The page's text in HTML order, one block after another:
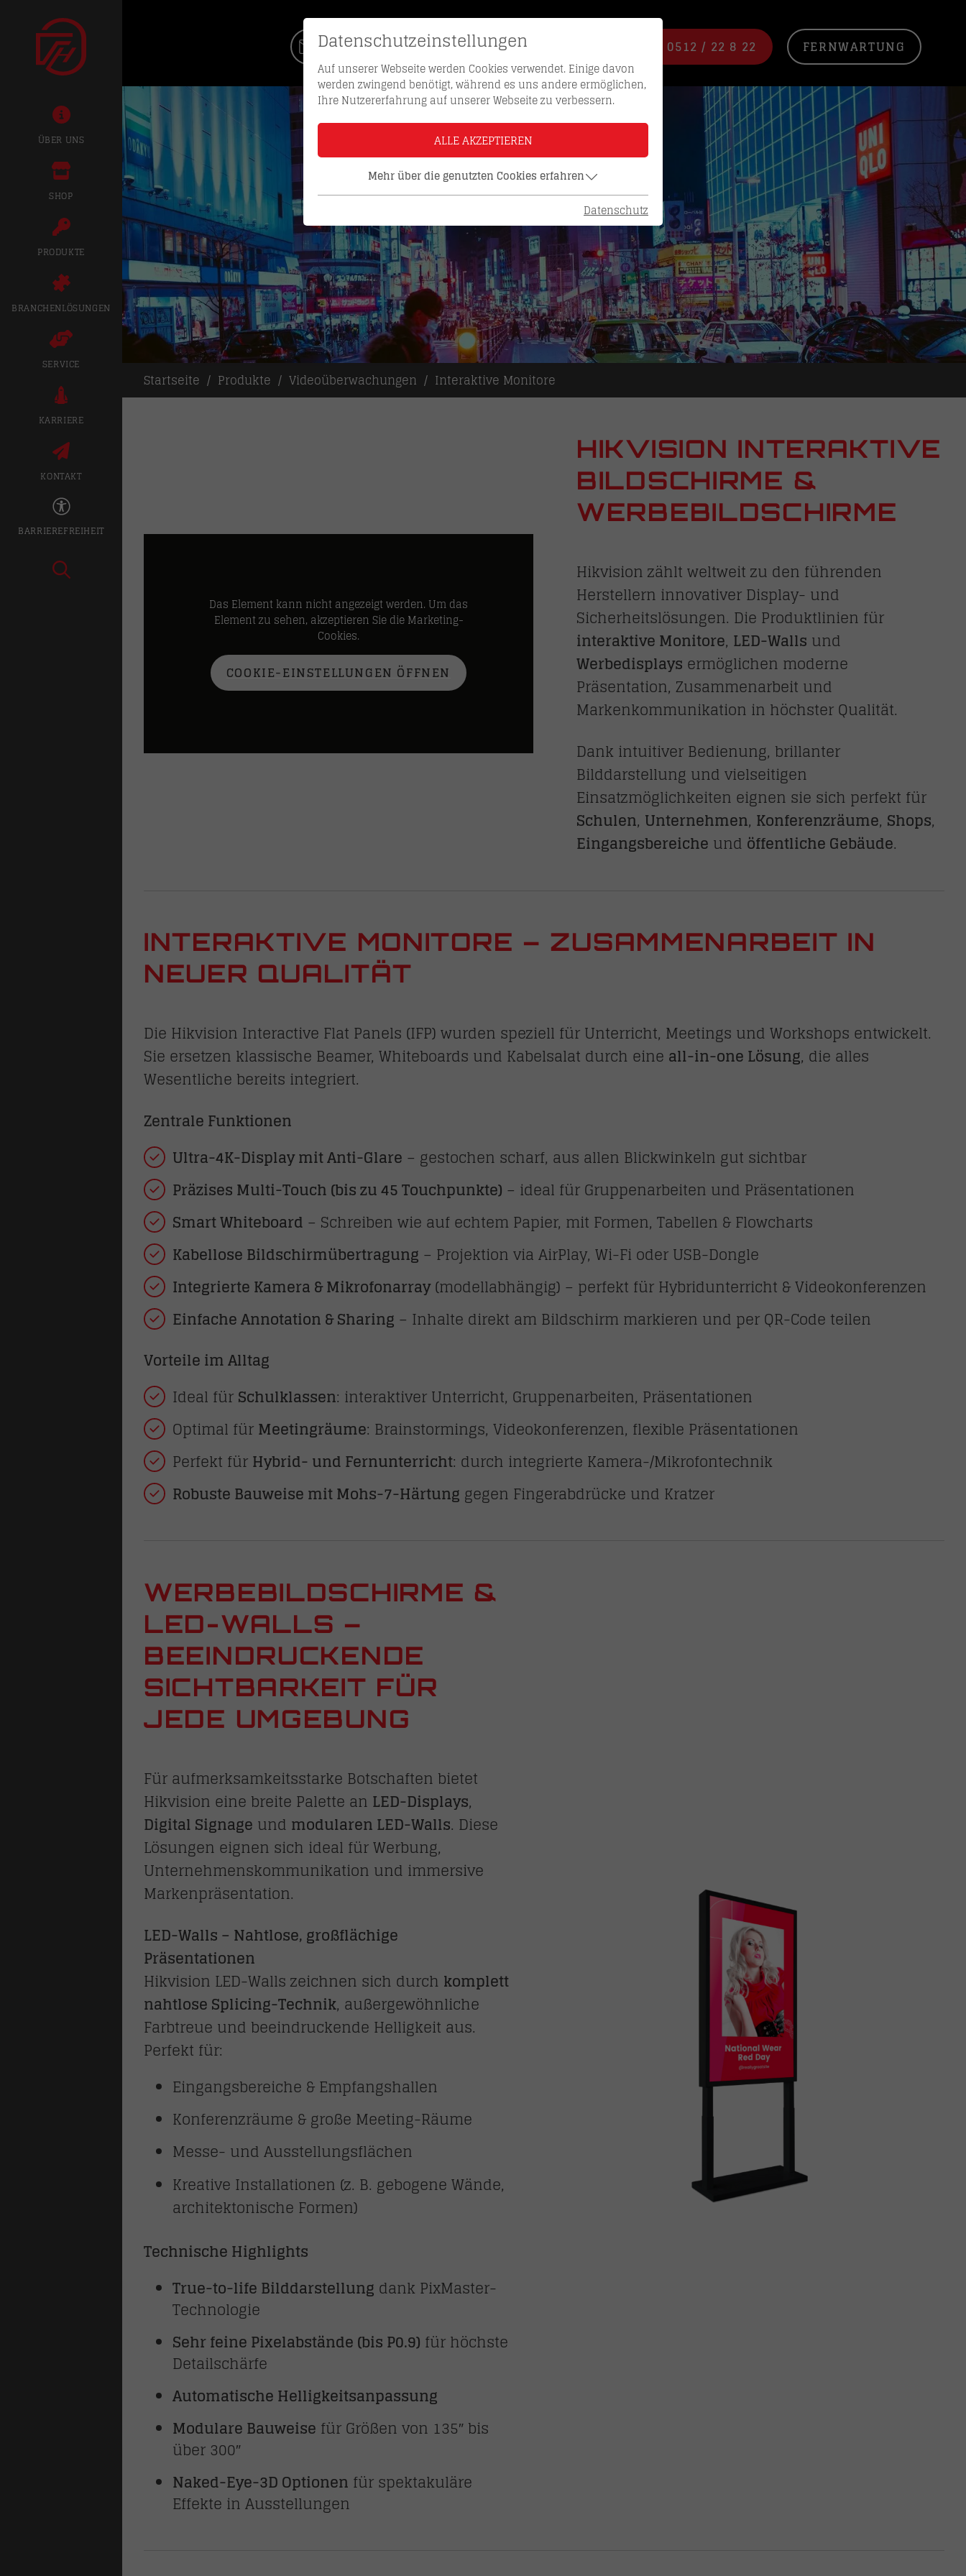
SCHLÜSSEL NACHBESTELLEN HOTLINE 0512 / 22 8 22 FERNWARTUNG
ÜBER UNS
SHOP
PRODUKTE
BRANCHENLÖSUNGEN
SERVICE
KARRIERE
KONTAKT
BARRIEREFREIHEIT
Startseite Produkte Videoüberwachungen Interaktive Monitore
HIKVISION INTERAKTIVE
BILDSCHIRME &
WERBEBILDSCHIRME
Hikvision zählt weltweit zu den führenden
Herstellern innovativer Display- und
Sicherheitslösungen. Die Produktlinien für
interaktive Monitore, LED-Walls und
Werbedisplays ermöglichen moderne
Präsentation, Zusammenarbeit und
Markenkommunikation in höchster Qualität.
Dank intuitiver Bedienung, brillanter
Bilddarstellung und vielseitigen
Einsatzmöglichkeiten eignen sie sich perfekt für
Schulen, Unternehmen, Konferenzräume, Shops,
Eingangsbereiche und öffentliche Gebäude.
Das Element kann nicht angezeigt werden. Um das
Element zu sehen, akzeptieren Sie die Marketing-
Cookies.
COOKIE-EINSTELLUNGEN ÖFFNEN
INTERAKTIVE MONITORE – ZUSAMMENARBEIT IN
NEUER QUALITÄT
Die Hikvision Interactive Flat Panels (IFP) wurden speziell für Unterricht, Meetings und Workshops entwickelt.
Sie ersetzen klassische Beamer, Whiteboards und Kabelsalat durch eine all-in-one Lösung, die alles
Wesentliche bereits integriert.
Zentrale Funktionen
Ultra-4K-Display mit Anti-Glare – gestochen scharf, aus allen Blickwinkeln gut sichtbar
Präzises Multi-Touch (bis zu 45 Touchpunkte) – ideal für Gruppenarbeiten und Präsentationen
Smart Whiteboard – Schreiben wie auf echtem Papier, mit Formen, Tabellen & Flowcharts
Kabellose Bildschirmübertragung – Projektion via AirPlay, Wi-Fi oder USB-Dongle
Integrierte Kamera & Mikrofonarray(modellabhängig) – perfekt für Hybridunterricht & Videokonferenzen
Einfache Annotation & Sharing – Inhalte direkt am Bildschirm markieren und per QR-Code teilen
Vorteile im Alltag
Ideal für Schulklassen: interaktiver Unterricht, Gruppenarbeiten, Präsentationen
Optimal für Meetingräume: Brainstormings, Videokonferenzen, flexible Präsentationen
Perfekt für Hybrid- und Fernunterricht: durch integrierte Kamera-/Mikrofontechnik
Robuste Bauweise mit Mohs-7-Härtung gegen Fingerabdrücke und Kratzer
WERBEBILDSCHIRME &
LED-WALLS –
BEEINDRUCKENDE
SICHTBARKEIT FÜR
JEDE UMGEBUNG
Für aufmerksamkeitsstarke Botschaften bietet
Hikvision eine breite Palette an LED-Displays,
Digital Signage und modularen LED-Walls. Diese
Lösungen eignen sich ideal für Werbung,
Unternehmenskommunikation und immersive
Markenpräsentation.
LED-Walls – Nahtlose, großflächige
Präsentationen
Hikvision LED-Walls zeichnen sich durch komplett
nahtlose Splicing-Technik, außergewöhnliche
Farbtreue und beeindruckende Helligkeit aus.
Perfekt für:
Eingangsbereiche & Empfangshallen
Konferenzräume & große Meeting-Räume
Messe- und Ausstellungsflächen
Kreative Installationen (z. B. gebogene Wände,
architektonische Formen)
Technische Highlights
True-to-life Bilddarstellung dank PixMaster-
Technologie
Sehr feine Pixelabstände (bis P0.9) für höchste
Detailschärfe
Automatische Helligkeitsanpassung
Modulare Bauweise für Größen von 135″ bis
über 300″
Naked-Eye-3D Optionen für spektakuläre
Effekte in Ausstellungen
Datenschutzeinstellungen
Auf unserer Webseite werden Cookies verwendet. Einige davon
werden zwingend benötigt, während es uns andere ermöglichen,
Ihre Nutzererfahrung auf unserer Webseite zu verbessern.
ALLE AKZEPTIEREN
Mehr über die genutzten Cookies erfahren
Datenschutz